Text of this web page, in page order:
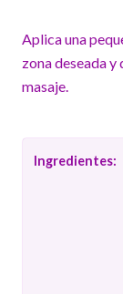
Aplica una
zona deseada
masaje.
Ingredientes: